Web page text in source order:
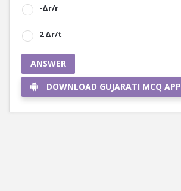
-Δr/r
2 Δr/t
ANSWER
DOWNLOAD GUJARATI MCQ APP